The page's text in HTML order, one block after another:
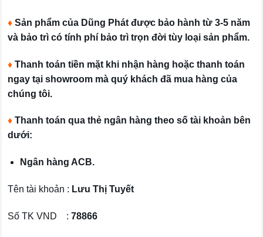
♦ Sản phẩm của Dũng Phát được bảo hành từ 3-5 năm
và bảo trì có tính phí bảo trì trọn đời tùy loại sản phẩm.
♦ Thanh toán tiền mặt khi nhận hàng hoặc thanh toán
ngay tại showroom mà quý khách đã mua hàng của
chúng tôi.
♦ Thanh toán qua thẻ ngân hàng theo số tài khoản bên
dưới:
Ngân hàng ACB.
Tên tài khoản : Lưu Thị Tuyết
Số TK VND : 78866